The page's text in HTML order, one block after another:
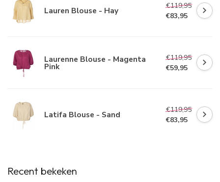
Lauren Blouse - Hay
€119,95
€83,95
Laurenne Blouse - Magenta
Pink
€119,95
€59,95
Latifa Blouse - Sand
€119,95
€83,95
Recent bekeken